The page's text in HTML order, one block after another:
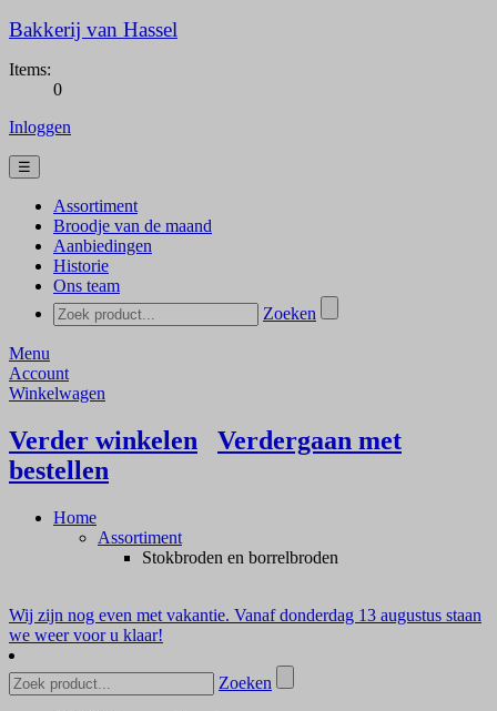
Bakkerij van Hassel
Items:
0
Inloggen
☰
Assortiment
Broodje van de maand
Aanbiedingen
Historie
Ons team
Zoeken
Menu
Account
Winkelwagen
Verder winkelen
Verdergaan met
bestellen
Home
Assortiment
Stokbroden en borrelbroden
Wij zijn nog even met vakantie. Vanaf donderdag 13 augustus staan
we weer voor u klaar!
Zoeken